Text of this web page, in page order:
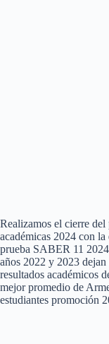
Realizamos el cierre
académicas 2024 con
prueba SABER 11
años 2022 y 2023
resultados académicos
mejor promedio de
estudiantes promoción